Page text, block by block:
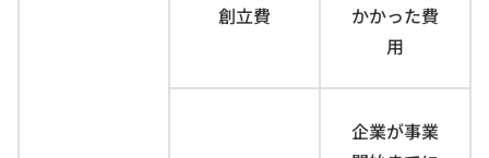
創立費
かかった費
用
企業が事業